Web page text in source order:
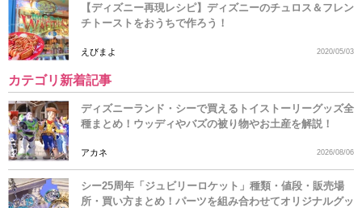
【ディズニー再現レシピ】ディズニーのチュロス＆フレン
チトーストをおうちで作ろう！
えびまよ 2020/05/03
カテゴリ新着記事
ディズニーランド・シーで買えるトイストーリーグッズ全
種まとめ！ウッディやバズの被り物やお土産を解説！
アカネ 2026/08/06
シー25周年「ジュビリーロケット」種類・値段・販売場
所・買い方まとめ！パーツを組み合わせてオリジナルグッ